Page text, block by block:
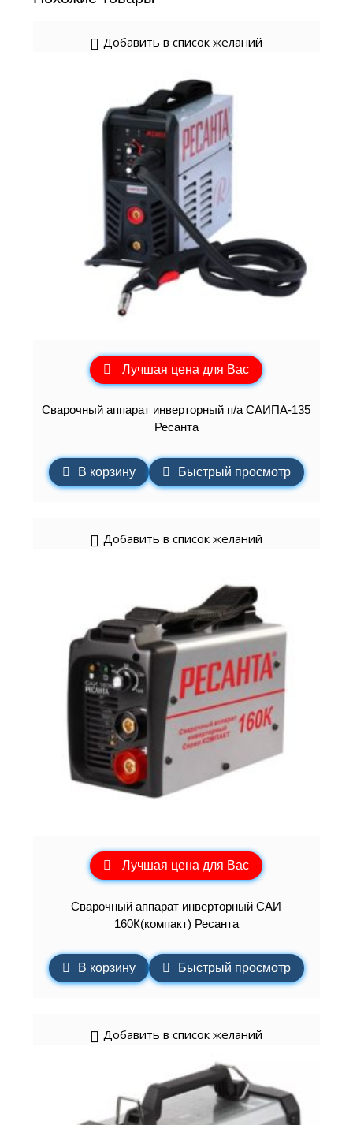
Добавить в список желаний
Лучшая цена для Вас
Сварочный аппарат инверторный п/а САИПА-135
Ресанта
В корзину Быстрый просмотр
Добавить в список желаний
Лучшая цена для Вас
Сварочный аппарат инверторный САИ
160К(компакт) Ресанта
В корзину Быстрый просмотр
Добавить в список желаний